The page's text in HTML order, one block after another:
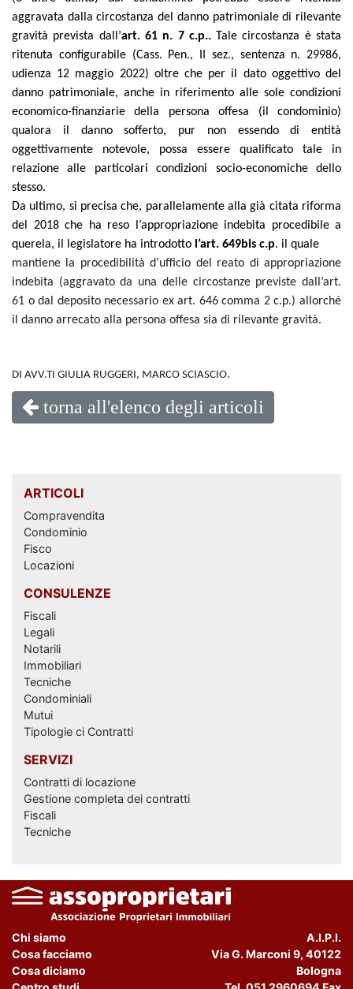
aggravata dalla circostanza del danno patrimoniale di rilevante
gravità prevista dall’art. 61 n. 7 c.p.. Tale circostanza è stata
ritenuta configurabile (Cass. Pen., II sez., sentenza n. 29986,
udienza 12 maggio 2022) oltre che per il dato oggettivo del
danno patrimoniale, anche in riferimento alle sole condizioni
economico-finanziarie della persona offesa (il condominio)
qualora il danno sofferto, pur non essendo di entità
oggettivamente notevole, possa essere qualificato tale in
relazione alle particolari condizioni socio-economiche dello
stesso.
Da ultimo, si precisa che, parallelamente alla già citata riforma
del 2018 che ha reso l’appropriazione indebita procedibile a
querela, il legislatore ha introdotto l’art. 649bis c.p. il quale
mantiene la procedibilità d’ufficio del reato di appropriazione
indebita (aggravato da una delle circostanze previste dall’art.
61 o dal deposito necessario ex art. 646 comma 2 c.p.) allorché
il danno arrecato alla persona offesa sia di rilevante gravità.
DI AVV.TI GIULIA RUGGERI, MARCO SCIASCIO.
torna all'elenco degli articoli
ARTICOLI
Compravendita
Condominio
Fisco
Locazioni
CONSULENZE
Fiscali
Legali
Notarili
Immobiliari
Tecniche
Condominiali
Mutui
Tipologie ci Contratti
SERVIZI
Contratti di locazione
Gestione completa dei contratti
Fiscali
Tecniche
Chi siamo
Cosa facciamo
Cosa diciamo
A.I.P.I.
Via G. Marconi 9, 40122
Bologna